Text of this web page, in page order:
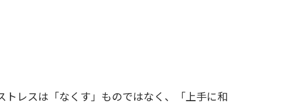
レスは「なくす」ものではなく、「上手に和